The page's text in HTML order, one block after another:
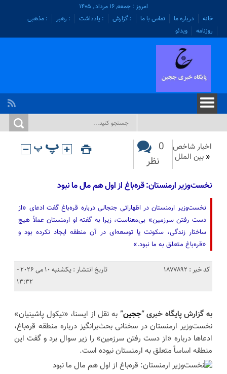
امروز : جمعه, ۱۶ مرداد , ۱۴۰۵
خانه
درباره ما تماس با ما : گزارش : یادداشت : رهبر
: مذهبی
روزنامه
ویدئو
اخبار شاخص
« بین الملل
0
نظر
نخست‌وزیر ارمنستان: قره‌باغ از اول هم مال ما نبود
نخست‌وزیر ارمنستان در اظهاراتی جنجالی درباره قره‌باغ گفت ادعای «از
دست رفتن سرزمین» بی‌معناست، زیرا به گفته او ارمنستان عملاً هیچ
ساختار زندگی، سکونت یا توسعه‌ای در آن منطقه ایجاد نکرده بود و
«قره‌باغ متعلق به ما نبود.»
کد خبر : 1877892
تاریخ انتشار : یکشنبه 10 می 2026 -
13:32
به گزارش پایگاه خبری “ججین” به نقل از ایسنا، «نیکول پاشینیان»
نخست‌وزیر ارمنستان در سخنانی بحث‌برانگیز درباره منطقه قره‌باغ،
ادعاها درباره «از دست رفتن سرزمین» را زیر سوال برد و گفت این
منطقه اساساً متعلق به ارمنستان نبوده است.